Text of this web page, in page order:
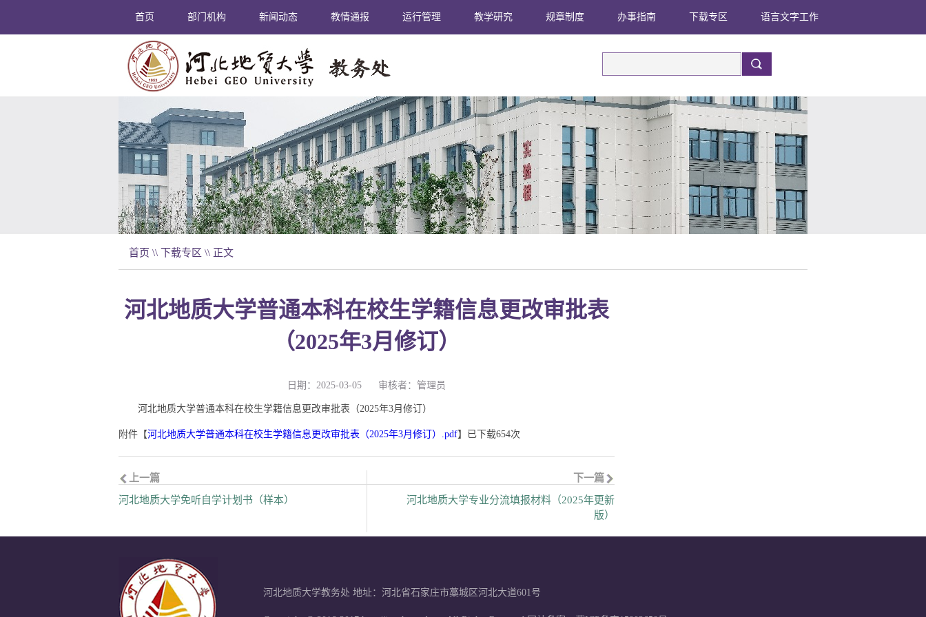
首页 部门机构 新闻动态 教情通报 运行管理 教学研究 规章制度 办事指南 下载专区 语言文字工作
首页 \\ 下载专区 \\ 正文
河北地质大学普通本科在校生学籍信息更改审批表
（2025年3月修订）
日期：2025-03-05 审核者：管理员
河北地质大学普通本科在校生学籍信息更改审批表（2025年3月修订）
附件【河北地质大学普通本科在校生学籍信息更改审批表（2025年3月修订）.pdf】已下载654次
上一篇
河北地质大学免听自学计划书（样本）
下一篇
河北地质大学专业分流填报材料（2025年更新
版）
河北地质大学教务处 地址：河北省石家庄市藁城区河北大道601号